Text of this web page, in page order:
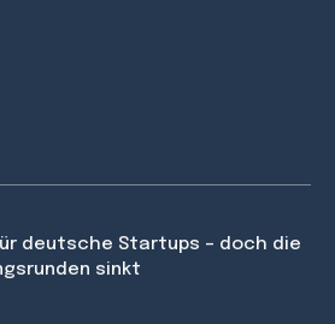
deutsche Startups – doch die
sinkt